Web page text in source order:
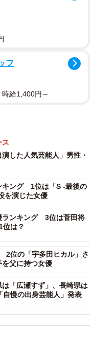
2/4
顔と名前を知ってい
キングは2021年から
めたそうです。男女そ
す。
性芸能人ランキング
フ
給1,400円～
ス
した人気芸能人」男性・
キング 1位は「S -最後の
を演じた女優
ランキング 3位は菅田将
は？
位の「宇多田ヒカル」さ
を父に持つ女優
「広瀬すず」、長崎県は
自慢の出身芸能人」発表